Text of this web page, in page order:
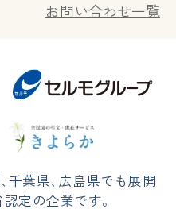
お問い合わせ一覧
、 千葉県、 広島県でも展開
定の企業です。